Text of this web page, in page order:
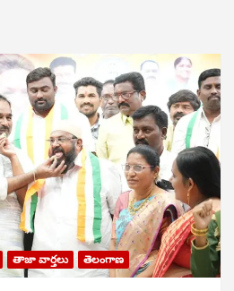
తాజా వార్తలు తెలంగాణ